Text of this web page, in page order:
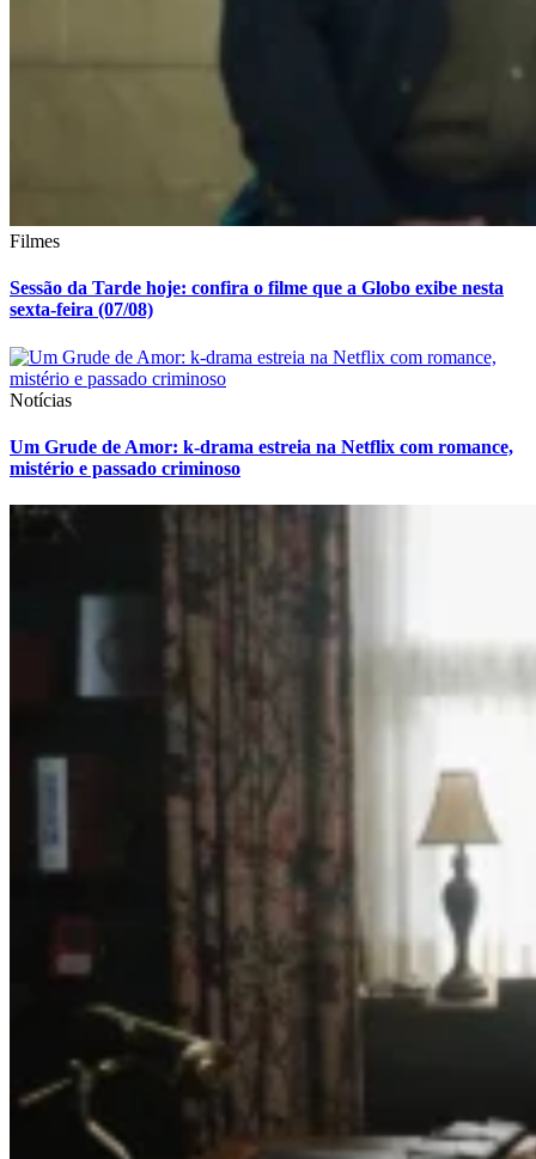
Filmes
Sessão da Tarde hoje: confira o filme que a Globo exibe nesta
sexta-feira (07/08)
Notícias
Um Grude de Amor: k-drama estreia na Netflix com romance,
mistério e passado criminoso